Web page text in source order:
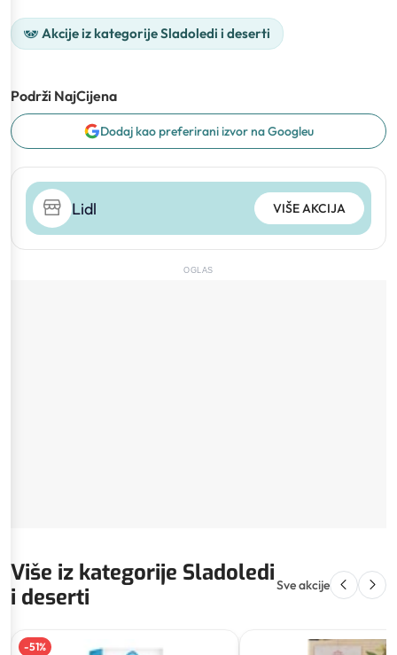
Akcije iz kategorije Sladoledi i deserti
Podrži NajCijena
Dodaj kao preferirani izvor na Googleu
Lidl VIŠE AKCIJA
OGLAS
Više iz kategorije Sladoledi
i deserti
Sve akcije
-51%